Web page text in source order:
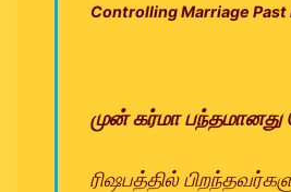
Controlling Marriage Past
முன் கர்மா பந்தமானது
ரிஷபத்தில்